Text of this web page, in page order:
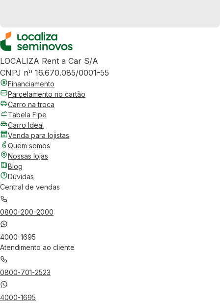
LOCALIZA Rent a Car S/A
CNPJ nº 16.670.085/0001-55
Financiamento
Parcelamento no cartão
Carro na troca
Tabela Fipe
Carro Ideal
Venda para lojistas
Quem somos
Nossas lojas
Blog
Dúvidas
Central de vendas
0800-200-2000
4000-1695
Atendimento ao cliente
0800-701-2523
4000-1695